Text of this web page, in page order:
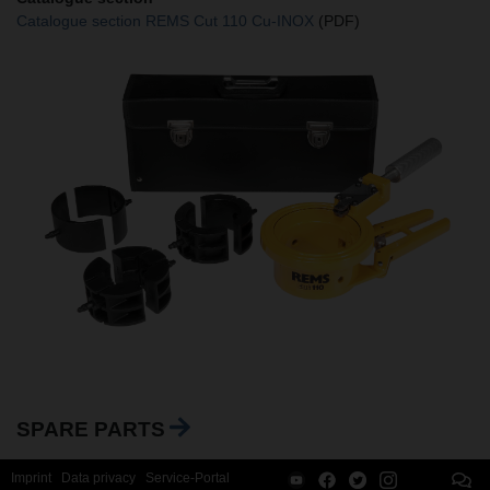
Catalogue section REMS Cut 110 Cu-INOX (PDF)
SPARE PARTS
Imprint Data privacy Service-Portal